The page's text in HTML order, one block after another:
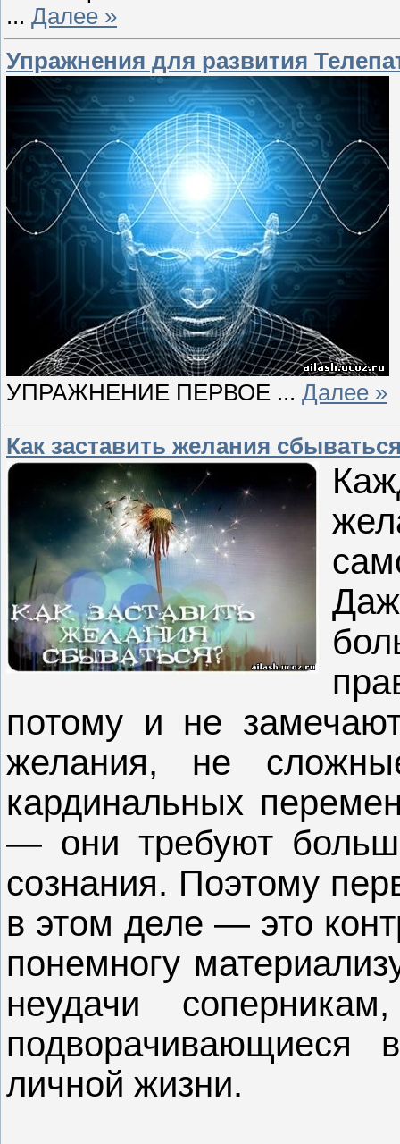
... Далее »
Упражнения для развития
УПРАЖНЕНИЕ ПЕРВОЕ ... Далее »
Как заставить желания
потому и не
желания, не
кардинальных
— они требуют
сознания. Поэтому
в этом деле — это
понемногу
неудачи
подворачивающиеся
личной жизни.